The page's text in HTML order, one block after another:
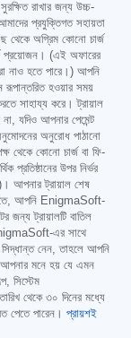
রাখার জন্য উচ্চ-
প্রযুক্তিগত সহায়তা
থেকে অগ্রিম কোনো চার্জ
প্রয়োজন। (এই অফারের
নাও হতে পারে।) আপনি
রূপান্তরিত হওয়ার সময়
সাহায্য করে। ট্রায়াল
যদিও আপনার পেমেন্ট
অনুরোধ পাঠানো
থেকে কোনো চার্জ বা ফি-
উপর নির্ভর
আপনার ট্রায়াল শেষ
আপনি EnigmaSoft-
ট্রায়ালটি বাতিল
এর সাথে
সিদ্ধান্ত নেন, তাহলে আপনি
মনে হয় যে এমন
সিস্টেম
থেকে ৩০ দিনের মধ্যে
পেতে পারেন। প্রায়শই